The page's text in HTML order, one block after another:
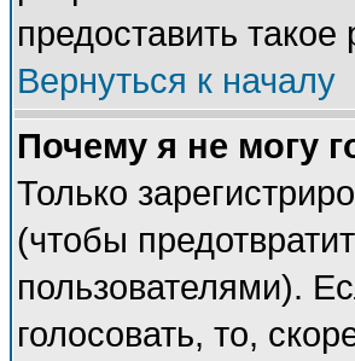
предоставить
Вернуться к началу
Почему я не могу
Только
(чтобы
пользователями).
голосовать, то,